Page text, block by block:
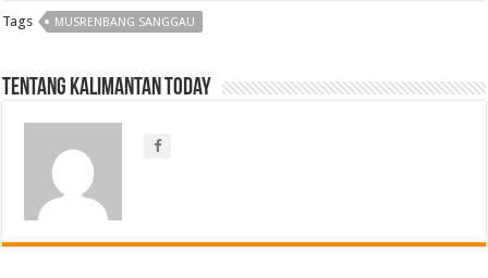
Tags MUSRENBANG SANGGAU
Tentang Kalimantan Today